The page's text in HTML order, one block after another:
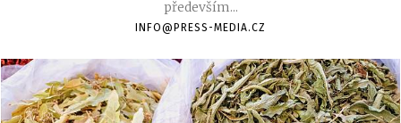
především...
INFO@PRESS-MEDIA.CZ